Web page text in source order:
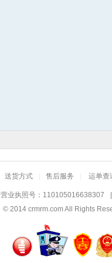
送货方式 售后服务 运单查
营业执照号：110105016638307
© 2014 crmrm.comAll Rights